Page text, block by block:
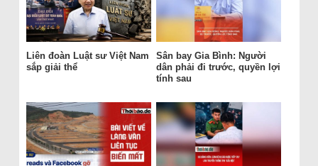
Liên đoàn Luật sư Việt Nam
sắp giải thể
Sân bay Gia Bình: Người
dân phải đi trước, quyền lợi
tính sau